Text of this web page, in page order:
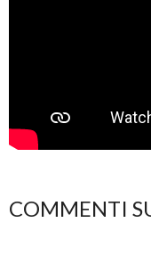
COMMENTI